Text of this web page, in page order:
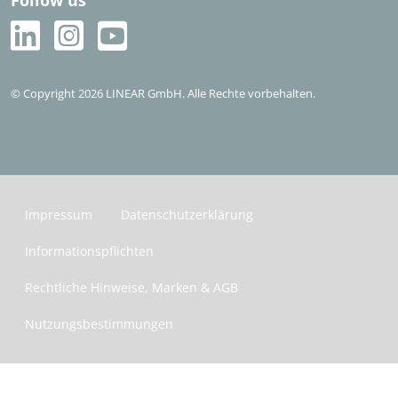
Häufige Fragen (FAQ)
Kostenlos testen
© Copyright 2026 LINEAR GmbH. Alle Rechte vorbehalten.
Impressum Datenschutzerklärung
Informationspflichten
Rechtliche Hinweise, Marken & AGB
Nutzungsbestimmungen